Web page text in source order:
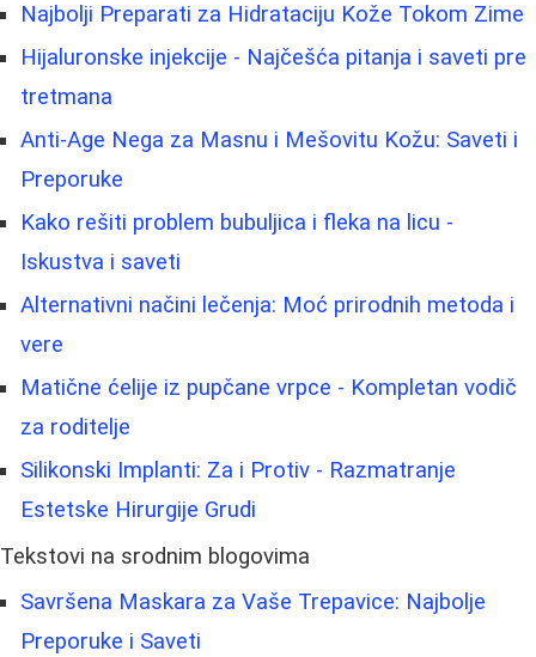
Najbolji Preparati za Hidrataciju Kože Tokom Zime
Hijaluronske injekcije - Najčešća pitanja i saveti pre
tretmana
Anti-Age Nega za Masnu i Mešovitu Kožu: Saveti i
Preporuke
Kako rešiti problem bubuljica i fleka na licu -
Iskustva i saveti
Alternativni načini lečenja: Moć prirodnih metoda i
vere
Matične ćelije iz pupčane vrpce - Kompletan vodič
za roditelje
Silikonski Implanti: Za i Protiv - Razmatranje
Estetske Hirurgije Grudi
Tekstovi na srodnim blogovima
Savršena Maskara za Vaše Trepavice: Najbolje
Preporuke i Saveti